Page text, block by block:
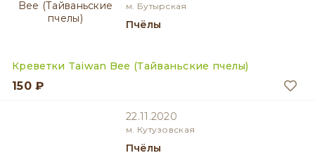
м. Бутырская
Пчёлы
Креветки Taiwan Bee (Тайваньские пчелы)
150 ₽
22.11.2020
м. Кутузовская
Пчёлы